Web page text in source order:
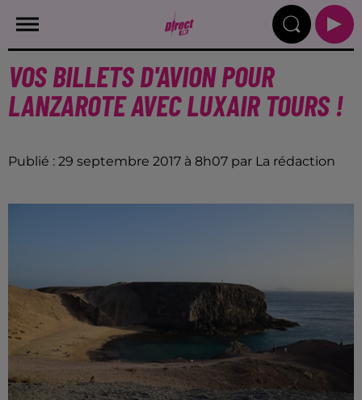
VOS BILLETS D'AVION POUR
LANZAROTE AVEC LUXAIR TOURS !
Publié : 29 septembre 2017 à 8h07 par La rédaction